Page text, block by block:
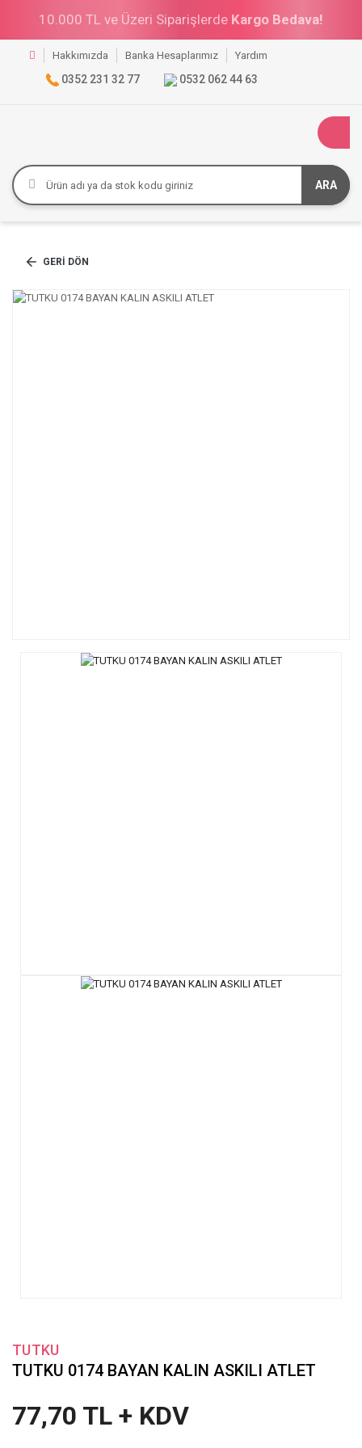
10.000 TL ve Üzeri Siparişlerde Kargo Bedava!
Hakkımızda Banka Hesaplarımız Yardım
0352 231 32 77 0532 062 44 63
ARA
GERI DÖN
TUTKU
TUTKU 0174 BAYAN KALIN ASKILI ATLET
77,70 TL + KDV